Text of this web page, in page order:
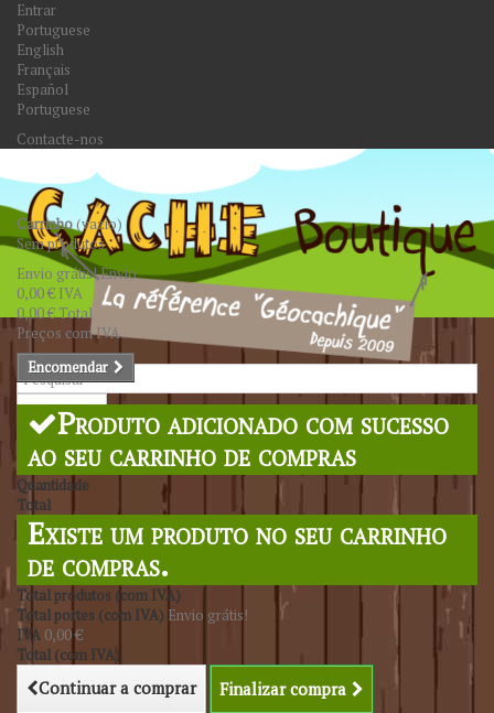
Entrar
Portuguese
English
Français
Español
Portuguese
Contacte-nos
Pesquisar
Carrinho(vazio)
Sem produtos
Envio grátis!Envio
0,00 € IVA
0,00 €Total
Preços com IVA
Encomendar
Produto adicionado com sucesso
ao seu carrinho de compras
Quantidade
Total
Existe um produto no seu carrinho
de compras.
Total produtos (com IVA)
Total portes (com IVA) Envio grátis!
IVA 0,00 €
Total (com IVA)
Continuar a comprar Finalizar compra